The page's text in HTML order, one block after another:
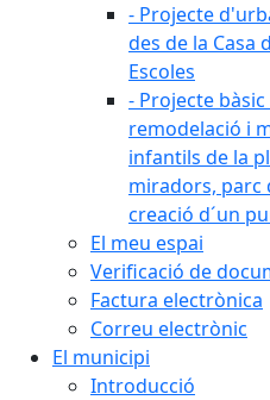
- Projecte
des de la Casa
Escoles
- Projecte
remodelació i
infantils de la
miradors, parc
creació d´un
El meu espai
Verificació de
Factura electrònica
Correu electrònic
El municipi
Introducció